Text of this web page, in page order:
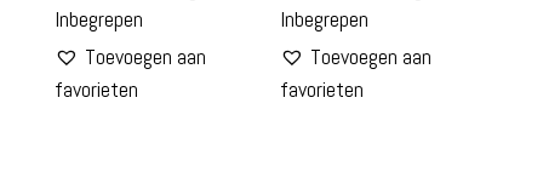
Inbegrepen
Toevoegen aan
favorieten
Inbegrepen
Toevoegen aan
favorieten